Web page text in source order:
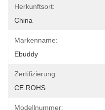
Herkunftsort:
China
Markenname:
Ebuddy
Zertifizierung:
CE.ROHS
Modellnummer: